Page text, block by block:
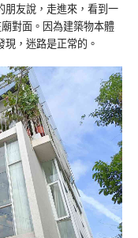
朋友說，走進來，看到一
對面。因為建築物本體
，迷路是正常的。